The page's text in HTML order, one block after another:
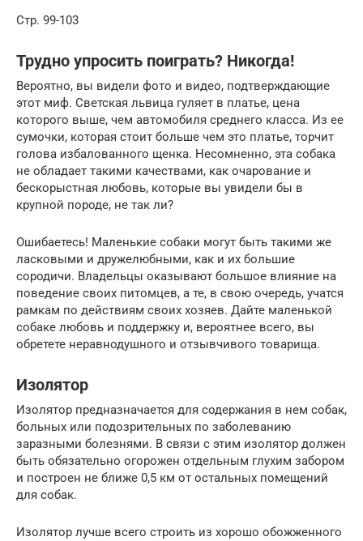
Стр. 99-103
Трудно упросить поиграть? Никогда!
Вероятно, вы видели фото и видео, подтверждающие
этот миф. Светская львица гуляет в платье, цена
которого выше, чем автомобиля среднего класса. Из ее
сумочки, которая стоит больше чем это платье, торчит
голова избалованного щенка. Несомненно, эта собака
не обладает такими качествами, как очарование и
бескорыстная любовь, которые вы увидели бы в
крупной породе, не так ли?
Ошибаетесь! Маленькие собаки могут быть такими же
ласковыми и дружелюбными, как и их большие
сородичи. Владельцы оказывают большое влияние на
поведение своих питомцев, а те, в свою очередь, учатся
рамкам по действиям своих хозяев. Дайте маленькой
собаке любовь и поддержку и, вероятнее всего, вы
обретете неравнодушного и отзывчивого товарища.
Изолятор
Изолятор предназначается для содержания в нем собак,
больных или подозрительных по заболеванию
заразными болезнями. В связи с этим изолятор должен
быть обязательно огорожен отдельным глухим забором
и построен не ближе 0,5 км от остальных помещений
для собак.
Изолятор лучше всего строить из хорошо обожженного